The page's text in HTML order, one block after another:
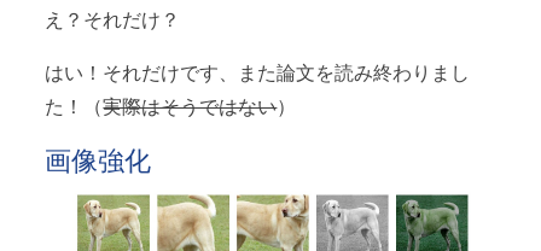
え？それだけ？
はい！それだけです、また論文を読み終わりまし
た！（実際はそうではない）
画像強化